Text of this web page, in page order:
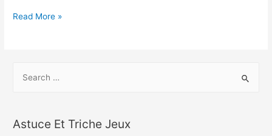
Best
Best
Diamants
Read More »
Astuce Et Triche Jeux